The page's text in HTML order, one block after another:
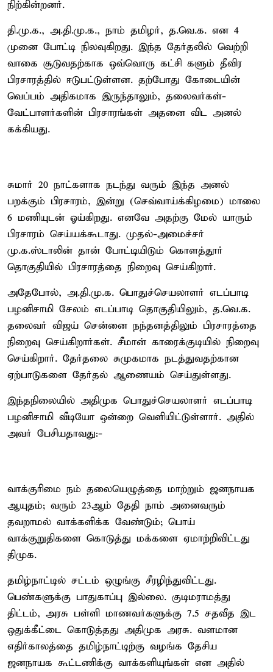
நிற்கின்றனர்.
தி.மு.க., அ.தி.மு.க., நாம் தமிழர், த.வெ.க. என 4
முனை போட்டி நிலவுகிறது. இந்த தேர்தலில் வெற்றி
வாகை சூடுவதற்காக ஒவ்வொரு கட்சி களும் தீவிர
பிரசாரத்தில் ஈடுபட்டுள்ளன. தற்போது கோடையின்
வெப்பம் அதிகமாக இருந்தாலும், தலைவர்கள்-
வேட்பாளர்களின் பிரசாரங்கள் அதனை விட அனல்
கக்கியது.
சுமார் 20 நாட்களாக நடந்து வரும் இந்த அனல்
பறக்கும் பிரசாரம், இன்று (செவ்வாய்க்கிழமை) மாலை
6 மணியுடன் ஓய்கிறது. எனவே அதற்கு மேல் யாரும்
பிரசாரம் செய்யக்கூடாது. முதல்-அமைச்சர்
மு.க.ஸ்டாலின் தான் போட்டியிடும் கொளத்தூர்
தொகுதியில் பிரசாரத்தை நிறைவு செய்கிறார்.
அதேபோல், அ.தி.மு.க. பொதுச்செயலாளர் எடப்பாடி
பழனிசாமி சேலம் எடப்பாடி தொகுதியிலும், த.வெ.க.
தலைவர் விஜய் சென்னை நந்தனத்திலும் பிரசாரத்தை
நிறைவு செய்கிறார்கள். சீமான் காரைக்குடியில் நிறைவு
செய்கிறார். தேர்தலை சுமுகமாக நடத்துவதற்கான
ஏற்பாடுகளை தேர்தல் ஆணையம் செய்துள்ளது.
இந்தநிலையில் அதிமுக பொதுச்செயலாளர் எடப்பாடி
பழனிசாமி வீடியோ ஒன்றை வெளியிட்டுள்ளார். அதில்
அவர் பேசியதாவது:-
வாக்குரிமை நம் தலையெழுத்தை மாற்றும் ஜனநாயக
ஆயுதம்; வரும் 23ஆம் தேதி நாம் அனைவரும்
தவறாமல் வாக்களிக்க வேண்டும்; பொய்
வாக்குறுதிகளை கொடுத்து மக்களை ஏமாற்றிவிட்டது
திமுக.
தமிழ்நாட்டில் சட்டம் ஒழுங்கு சீரழிந்துவிட்டது.
பெண்களுக்கு பாதுகாப்பு இல்லை. குடிமராமத்து
திட்டம், அரசு பள்ளி மாணவர்களுக்கு 7.5 சதவீத இட
ஒதுக்கீட்டை கொடுத்தது அதிமுக அரசு. வளமான
எதிர்காலத்தை தமிழ்நாட்டிற்கு வழங்க தேசிய
ஜனநாயக கூட்டணிக்கு வாக்களியுங்கள் என அதில்